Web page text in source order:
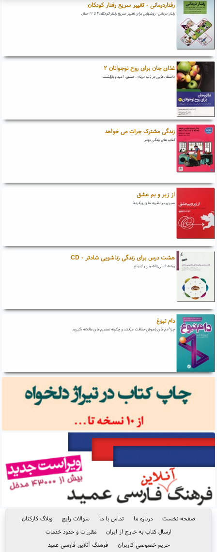
رفتاردرمانی - تغییر سریع رفتار کودکان
رفتار درمانی- روشهایی برای تغییر سریع رفتار کودکان ۴ تا ۱۱ سال
غذای جان برای روح نوجوانان ۲
داستان هایی در باب درمان، عشق، امید و بازگشت
زندگی مشترک جرات می خواهد
کتاب های زندگی بهتر
از زیر و بم عشق
سیری در نظریه ها و رویکردها
هشت درس برای زندگی زناشویی شادتر - CD
روانشناسی زناشویی و ازدواج
دام نبوغ
چرا آدم های باهوش حماقت میکنند و چگونه تصمیم های عاقلانه بگیریم
صفحه نخست درباره ما تماس با ما سوالات رایج
وبلاگ کارکنان
ارسال کتاب به خارج از ایران
مقررات و حدود خدمات
حریم خصوصی کاربران
فرهنگ آنلاین فارسی عمید